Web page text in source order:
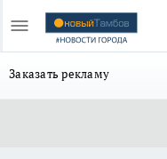
Заказать рекламу